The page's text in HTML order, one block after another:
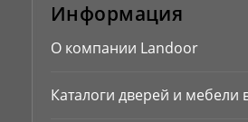
Информация
О компании Landoor
Каталоги дверей и мебели